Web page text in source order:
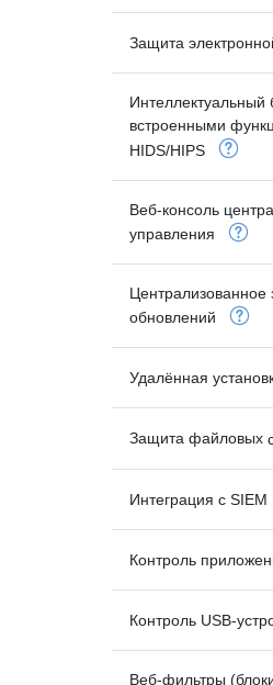
Защита
Интеллектуальный
встроенными
HIDS/HIPS
Веб-консоль
управления
Централизованное
обновлений
Удалённая
Защита файловых
Интеграция с SIEM
Контроль
Контроль USB-
Веб-фильтры